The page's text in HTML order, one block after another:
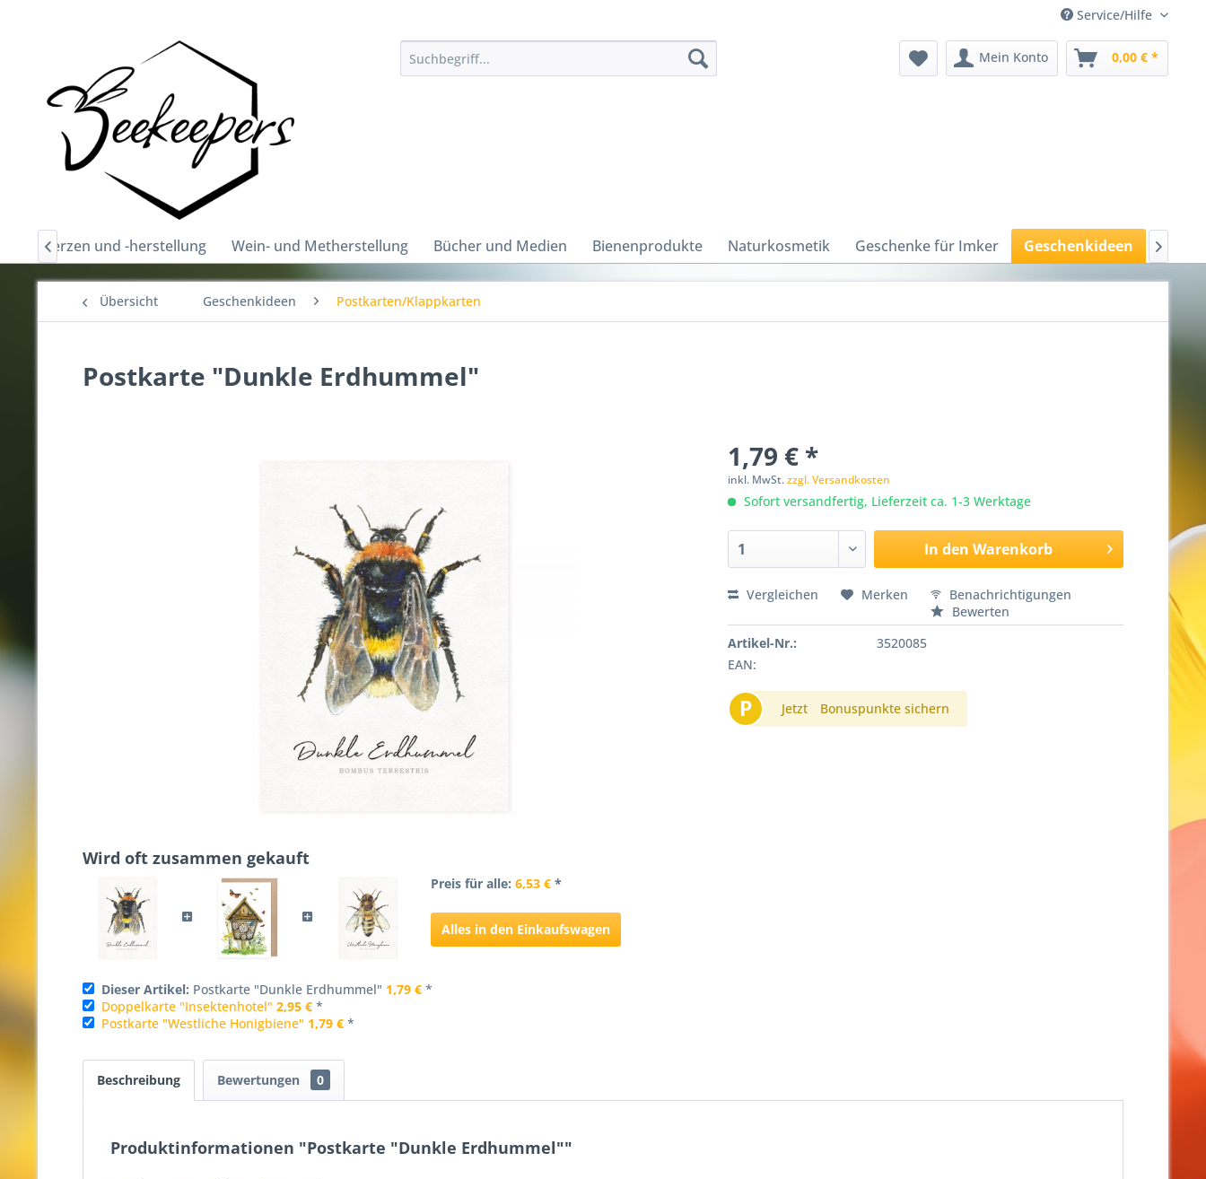
Service/Hilfe
Mein Konto 0,00 € *
Kerzen und -herstellung Wein- und Metherstellung Bücher und Medien Bienenprodukte Naturkosmetik Geschenke für Imker Geschenkideen
 
Übersicht Geschenkideen Postkarten/Klappkarten
Postkarte "Dunkle Erdhummel"
1,79 € *
inkl. MwSt.zzgl. Versandkosten
Sofort versandfertig, Lieferzeit ca. 1-3 Werktage
In den Warenkorb
Vergleichen Merken
Benachrichtigungen
Bewerten
Artikel-Nr.:
3520085
EAN:
P Jetzt Bonuspunkte sichern
Wird oft zusammen gekauft
Preis für alle: 6,53 € *
Alles in den Einkaufswagen
Dieser Artikel: Postkarte "Dunkle Erdhummel" 1,79 € *
Doppelkarte "Insektenhotel" 2,95 € *
Postkarte "Westliche Honigbiene" 1,79 € *
Beschreibung Bewertungen 0
Produktinformationen "Postkarte "Dunkle Erdhummel""